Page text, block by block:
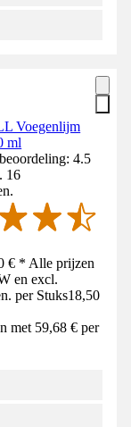
Voegenlijm
ml
4.5
16
€ * Alle prijzen
en excl.
per Stuks18,50
met 59,68 € per